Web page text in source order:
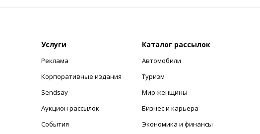
Услуги
Реклама
Корпоративные издания
Sendsay
Аукцион рассылок
События
Каталог рассылок
Автомобили
Туризм
Мир женщины
Бизнес и карьера
Экономика и финансы